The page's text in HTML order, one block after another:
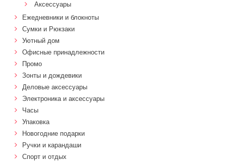
Аксессуары
Ежедневники и блокноты
Сумки и Рюкзаки
Уютный дом
Офисные принадлежности
Промо
Зонты и дождевики
Деловые аксессуары
Электроника и аксессуары
Часы
Упаковка
Новогодние подарки
Ручки и карандаши
Спорт и отдых